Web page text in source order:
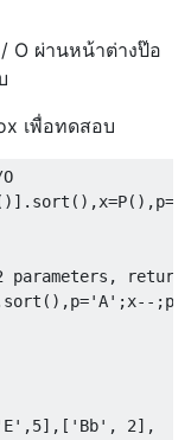
O ผ่านหน้าต่างป๊อ
เพื่อทดสอบ
sort (),x=P(),p=
sort (),p='A' ;x--;p
,5],[ 'Bb' , 2],